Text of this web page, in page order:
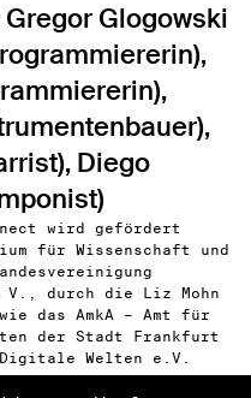
Glogowski
Diego
wird gefördert
für Wissenschaft und
durch die Liz Mohn
das AmkA – Amt für
der Stadt Frankfurt
Welten e.V.